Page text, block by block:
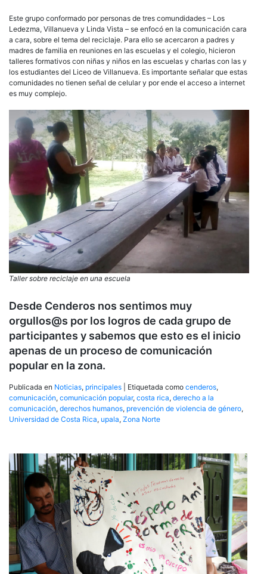
Este grupo conformado por personas de tres comundidades – Los
Ledezma, Villanueva y Linda Vista – se enfocó en la comunicación cara
a cara, sobre el tema del reciclaje. Para ello se acercaron a padres y
madres de familia en reuniones en las escuelas y el colegio, hicieron
talleres formativos con niñas y niños en las escuelas y charlas con las y
los estudiantes del Liceo de Villanueva. Es importante señalar que estas
comunidades no tienen señal de celular y por ende el acceso a internet
es muy complejo.
Taller sobre reciclaje en una escuela
Desde Cenderos nos sentimos muy
orgullos@s por los logros de cada grupo de
participantes y sabemos que esto es el inicio
apenas de un proceso de comunicación
popular en la zona.
Publicada en Noticias, principales Etiquetada como cenderos,
comunicación, comunicación popular, costa rica, derecho a la
comunicación, derechos humanos, prevención de violencia de género,
Universidad de Costa Rica, upala, Zona Norte